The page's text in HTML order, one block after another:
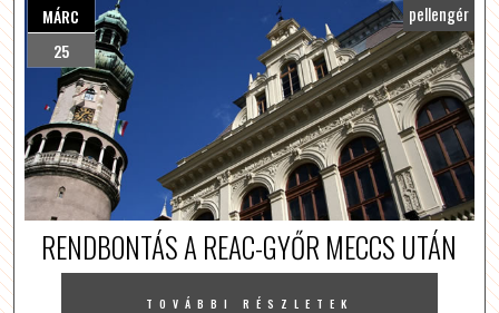
MÁRC
25
pellengér
RENDBONTÁS A REAC-GYŐR MECCS UTÁN
TOVÁBBI RÉSZLETEK